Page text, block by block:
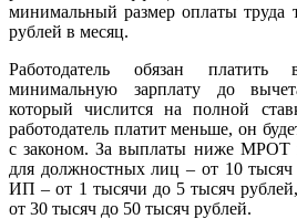
минимальный размер оплаты труда
рублей в месяц.
Работодатель обязан платить
минимальную зарплату до
который числится на полной
работодатель платит меньше, он
с законом. За выплаты ниже МРОТ
для должностных лиц – от 10
ИП – от 1 тысячи до 5 тысяч
от 30 тысяч до 50 тысяч рублей.